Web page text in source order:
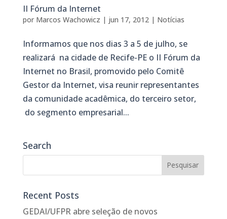
II Fórum da Internet
por Marcos Wachowicz | jun 17, 2012| Notícias
Informamos que nos dias 3 a 5 de julho, se
realizará na cidade de Recife-PE o II Fórum da
Internet no Brasil, promovido pelo Comitê
Gestor da Internet, visa reunir representantes
da comunidade acadêmica, do terceiro setor,
do segmento empresarial...
Search
Recent Posts
GEDAI/UFPR abre seleção de novos